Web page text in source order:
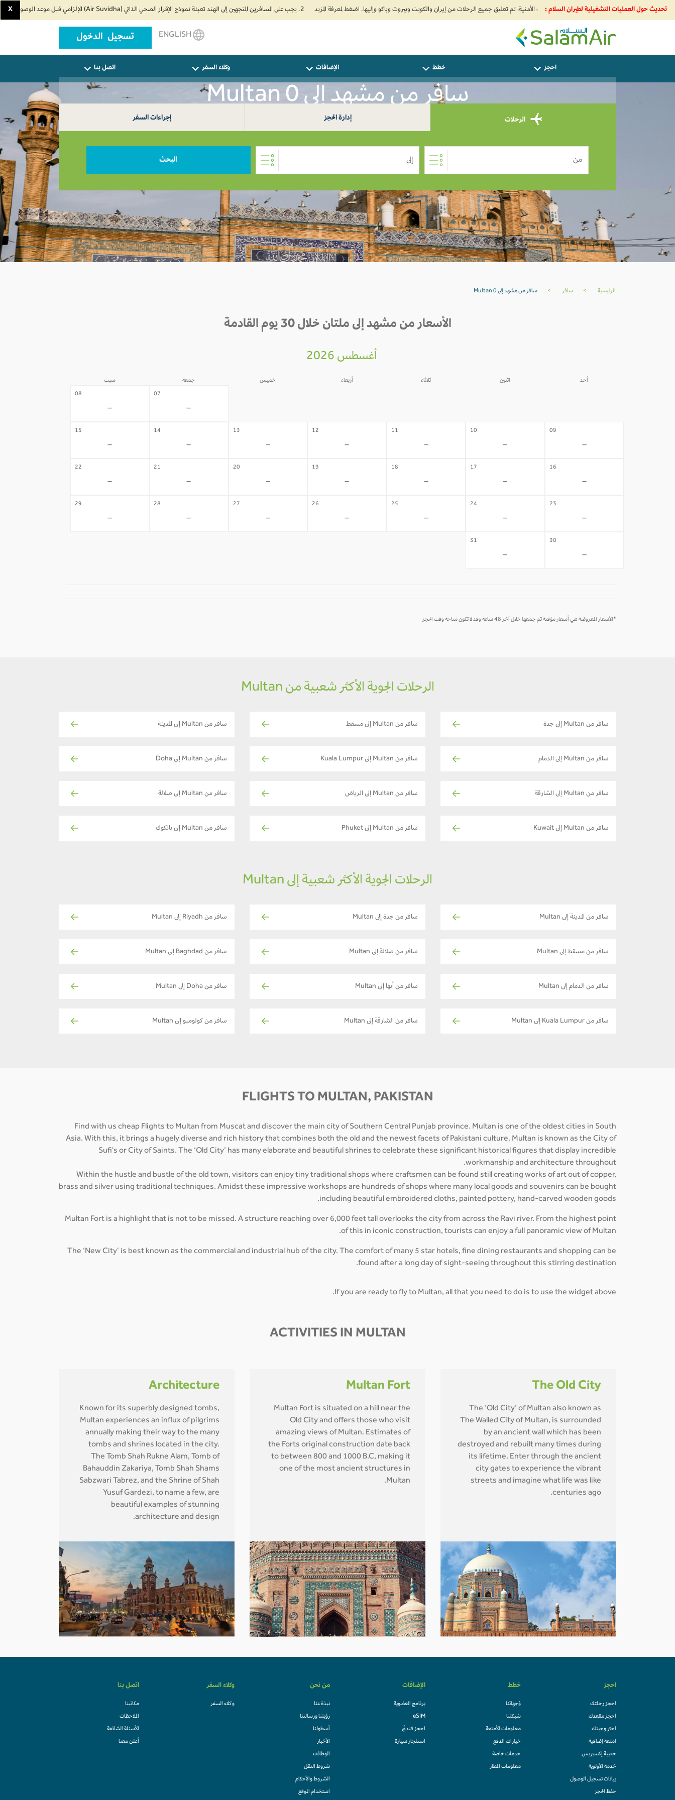
تحديث حول العمليات التشغيلية لطيران السلام : 2. يجب على المسافرين المتجهين إلى الهند تعبئة نموذج الإقرار الصحي الذاتي (Air Suvidha) الإلزامي قبل موعد الوصول بـ 24 ساعة على الأقل. اضغط هنا للدخول إلى بوابة Air Suvidha. X
SalamAir
تسجيل الدخول
احجز خطط الإضافات وكلاء السفر اتصل بنا
سافر من مشهد إلى Multan 0
الرحلات إدارة الحجز إجراءات السفر
من إلى البحث
الرئيسية > سافر > سافر من مشهد إلى Multan 0
الأسعار من مشهد إلى ملتان خلال 30 يوم القادمة
أغسطس 2026
أحد اثنين ثلاثاء أربعاء خميس جمعة سبت
07
-
08
-
09
-
10
-
11
-
12
-
13
-
14
-
15
-
16
-
17
-
18
-
19
-
20
-
21
-
22
-
23
-
24
-
25
-
26
-
27
-
28
-
29
-
30
-
31
-
*الأسعار المعروضة هي أسعار مؤقتة تم جمعها خلال آخر 48 ساعة وقد لا تكون متاحة وقت الحجز
الرحلات الجوية الأكثر شعبية من Multan
سافر من Multan إلى جدة سافر من Multan إلى مسقط سافر من Multan إلى المدينة
سافر من Multan إلى الدمام سافر من Multan إلى Kuala Lumpur سافر من Multan إلى Doha
سافر من Multan إلى الشارقة سافر من Multan إلى الرياض سافر من Multan إلى صلالة
سافر من Multan إلى Kuwait سافر من Multan إلى Phuket سافر من Multan إلى بانكوك
الرحلات الجوية الأكثر شعبية إلى Multan
سافر من المدينة إلى Multan سافر من جدة إلى Multan سافر من Riyadh إلى Multan
سافر من مسقط إلى Multan سافر من صلالة إلى Multan سافر من Baghdad إلى Multan
سافر من الدمام إلى Multan سافر من أبها إلى Multan سافر من Doha إلى Multan
سافر من Kuala Lumpur إلى Multan سافر من الشارقة إلى Multan سافر من كولومبو إلى Multan
FLIGHTS TO MULTAN, PAKISTAN
Find with us cheap Flights to Multan from Muscat and discover the main city of Southern Central Punjab province. Multan is one of the oldest cities in South
Asia. With this, it brings a hugely diverse and rich history that combines both the old and the newest facets of Pakistani culture. Multan is known as the City of
Sufi's or City of Saints. The ‘Old City’ has many elaborate and beautiful shrines to celebrate these significant historical figures that display incredible
workmanship and architecture throughout.
Within the hustle and bustle of the old town, visitors can enjoy tiny traditional shops where craftsmen can be found still creating works of art out of copper,
brass and silver using traditional techniques. Amidst these impressive workshops are hundreds of shops where many local goods and souvenirs can be bought
including beautiful embroidered cloths, painted pottery, hand-carved wooden goods.
Multan Fort is a highlight that is not to be missed. A structure reaching over 6,000 feet tall overlooks the city from across the Ravi river. From the highest point
of this in iconic construction, tourists can enjoy a full panoramic view of Multan.
The ‘New City’ is best known as the commercial and industrial hub of the city. The comfort of many 5 star hotels, fine dining restaurants and shopping can be
found after a long day of sight-seeing throughout this stirring destination.
If you are ready to fly to Multan, all that you need to do is to use the widget above.
ACTIVITIES IN MULTAN
The Old City
The ‘Old City’ of Multan also known as
The Walled City of Multan, is surrounded
by an ancient wall which has been
destroyed and rebuilt many times during
its lifetime. Enter through the ancient
city gates to experience the vibrant
streets and imagine what life was like
centuries ago.
Multan Fort
Multan Fort is situated on a hill near the
Old City and offers those who visit
amazing views of Multan. Estimates of
the Forts original construction date back
to between 800 and 1000 B.C, making it
one of the most ancient structures in
Multan.
Architecture
Known for its superbly designed tombs,
Multan experiences an influx of pilgrims
annually making their way to the many
tombs and shrines located in the city.
The Tomb Shah Rukne Alam, Tomb of
Bahauddin Zakariya, Tomb Shah Shams
Sabzwari Tabrez, and the Shrine of Shah
Yusuf Gardezi, to name a few, are
beautiful examples of stunning
architecture and design.
احجز
احجز رحلتك
احجز مقعدك
اختر وجبتك
امتعة إضافية
حقيبة إكسبريس
خدمة الأولوية
بيانات تسجيل الوصول
حفظ الحجز
خطط
وُجهاتنا
شبكتنا
معلومات الأمتعة
خيارات الدفع
خدمات خاصة
معلومات المطار
الإضافات
برنامج العضوية
eSIM
احجز فندقً
استئجار سيارة
من نحن
نبذة عنا
رؤيتنا ورسالتنا
أسطولنا
الأخبار
الوظائف
شروط النقل
الشروط والأحكام
استخدام الموقع
وكلاء السفر
وكلاء السفر
اتصل بنا
مكاتبنا
الملاحظات
الأسئلة الشائعة
أعلن معنا